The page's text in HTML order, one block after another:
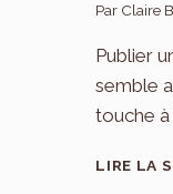
Par Claire
Publier
semble
touche à
LIRE LA